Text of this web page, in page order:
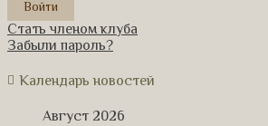
Стать членом клуба
Забыли пароль?
Календарь новостей
Август 2026